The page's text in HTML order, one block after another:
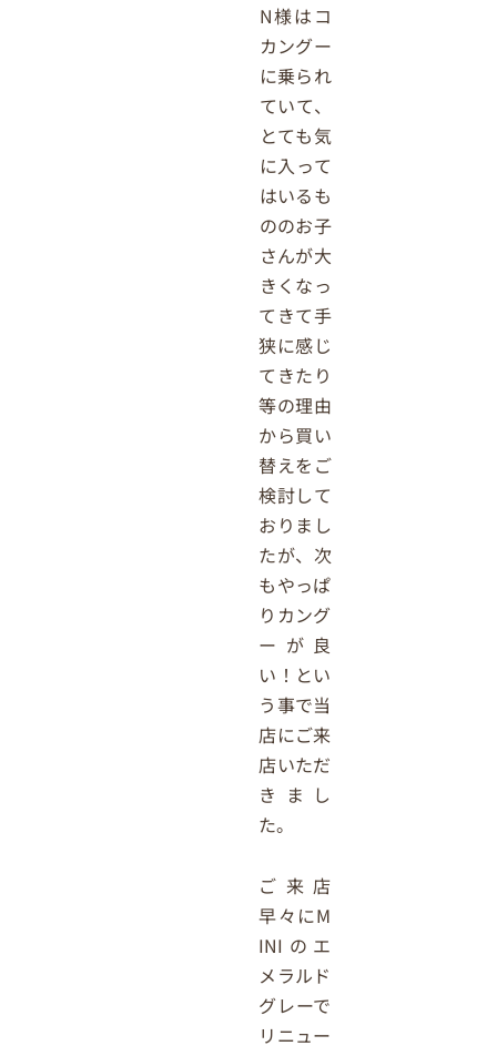
N様はコ
カングー
に乗られ
ていて、
とても気
に入って
はいるも
ののお子
さんが大
きくなっ
てきて手
狭に感じ
てきたり
等の理由
から買い
替えをご
検討して
おりまし
たが、次
もやっぱ
りカング
ーが良
い！とい
う事で当
店にご来
店いただ
きまし
た。
ご来店
早々にM
INIのエ
メラルド
グレーで
リニュー